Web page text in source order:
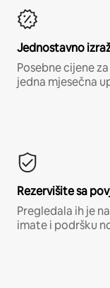
Jednostavno
Posebne cijene
jedna mjesečna
Rezervišite sa
Pregledala ih je
imate i podršku